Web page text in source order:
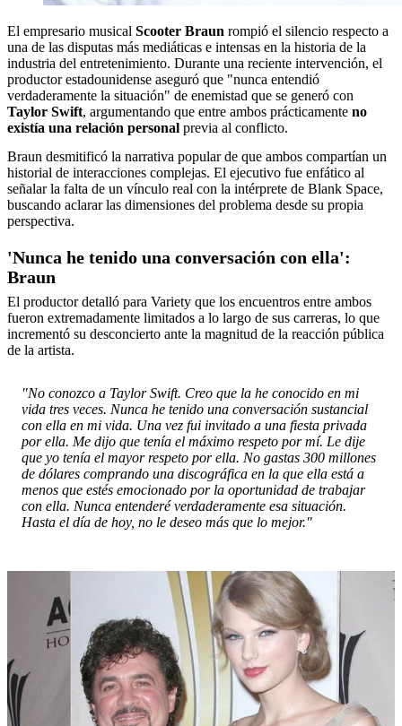
El empresario musical Scooter Braun rompió el silencio respecto a
una de las disputas más mediáticas e intensas en la historia de la
industria del entretenimiento. Durante una reciente intervención, el
productor estadounidense aseguró que "nunca entendió
verdaderamente la situación" de enemistad que se generó con
Taylor Swift, argumentando que entre ambos prácticamente no
existía una relación personal previa al conflicto.
Braun desmitificó la narrativa popular de que ambos compartían un
historial de interacciones complejas. El ejecutivo fue enfático al
señalar la falta de un vínculo real con la intérprete de Blank Space,
buscando aclarar las dimensiones del problema desde su propia
perspectiva.
'Nunca he tenido una conversación con ella':
Braun
El productor detalló para Variety que los encuentros entre ambos
fueron extremadamente limitados a lo largo de sus carreras, lo que
incrementó su desconcierto ante la magnitud de la reacción pública
de la artista.
"No conozco a Taylor Swift. Creo que la he conocido en mi
vida tres veces. Nunca he tenido una conversación sustancial
con ella en mi vida. Una vez fui invitado a una fiesta privada
por ella. Me dijo que tenía el máximo respeto por mí. Le dije
que yo tenía el mayor respeto por ella. No gastas 300 millones
de dólares comprando una discográfica en la que ella está a
menos que estés emocionado por la oportunidad de trabajar
con ella. Nunca entenderé verdaderamente esa situación.
Hasta el día de hoy, no le deseo más que lo mejor."